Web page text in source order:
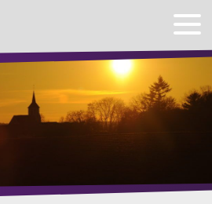
le
formulaire
de
recherche